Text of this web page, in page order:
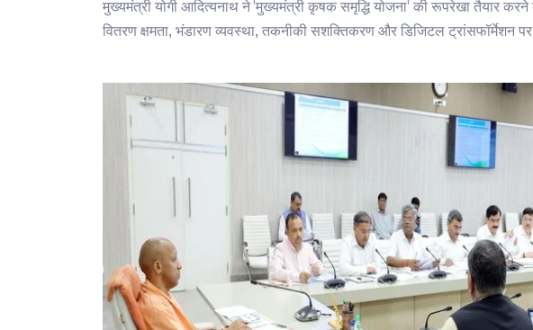
मुख्यमंत्री योगी आदित्यनाथ ने 'मुख्यमंत्री कृषक समृद्धि योजना' की रूपरेखा तैयार
वितरण क्षमता, भंडारण व्यवस्था, तकनीकी सशक्तिकरण और डिजिटल ट्रांसफॉर्मेशन पर